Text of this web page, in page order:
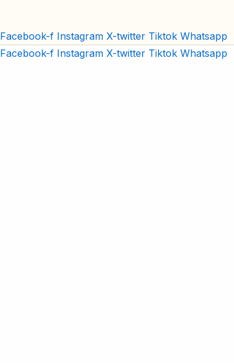
Facebook-f Instagram X-twitter Tiktok Whatsapp
Facebook-f Instagram X-twitter Tiktok Whatsapp